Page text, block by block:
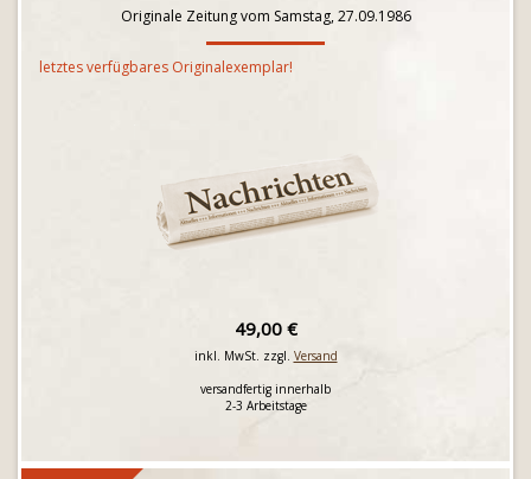
Originale Zeitung vom Samstag, 27.09.1986
letztes verfügbares Originalexemplar!
49,00 €
inkl. MwSt. zzgl. Versand
versandfertig innerhalb
2-3 Arbeitstage